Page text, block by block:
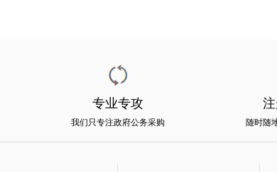
专业专攻
我们只专注政府公务采购 随时随